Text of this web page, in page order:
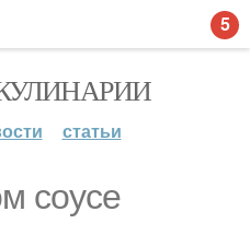
статьи
соусе
5